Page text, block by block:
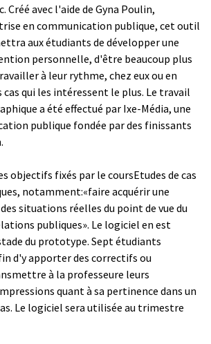
Créé avec l'aide de Gyna Poulin,
en communication publique, cet outil
aux étudiants de développer une
personnelle, d'être beaucoup plus
à leur rythme, chez eux ou en
qui les intéressent le plus. Le travail
a été effectué par Ixe-Média, une
publique fondée par des finissants
objectifs fixés par le coursEtudes de cas
notamment:«faire acquérir une
situations réelles du point de vue du
publiques». Le logiciel en est
du prototype. Sept étudiants
d'y apporter des correctifs ou
à la professeure leurs
quant à sa pertinence dans un
Le logiciel sera utilisée au trimestre